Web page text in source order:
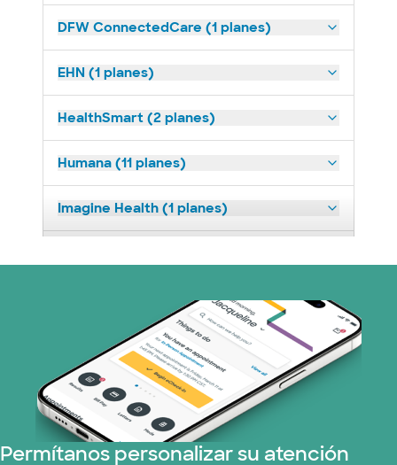
DFW ConnectedCare (1 planes)
EHN (1 planes)
HealthSmart (2 planes)
Humana (11 planes)
Imagine Health (1 planes)
Medicare (2 planes)
Nebraska Furniture Mart (3 planes)
Red PHCS (1 planes)
Prism Electric (1 planes)
Permítanos personalizar su atención